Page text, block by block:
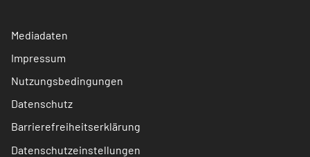
Mediadaten
Impressum
Nutzungsbedingungen
Datenschutz
Barrierefreiheitserklärung
Datenschutzeinstellungen